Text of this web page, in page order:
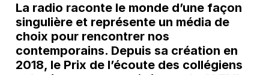
La radio raconte le monde d’une façon
singulière et représente un média de
choix pour rencontrer nos
contemporains. Depuis sa création en
2018, le Prix de l’écoute des collégiens